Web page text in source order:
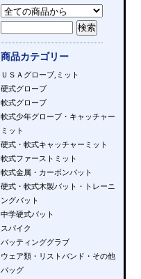
商品カテゴリー
ＵＳＡグローブ,ミット
硬式グローブ
軟式グローブ
軟式少年グローブ・キャッチャー
ミット
硬式・軟式キャッチャーミット
軟式ファーストミット
軟式金属・カーボンバット
硬式・軟式木製バット・トレーニ
ングバット
中学硬式バット
スパイク
バッティンググラブ
ウェア類・リストバンド・その他
バッグ